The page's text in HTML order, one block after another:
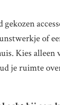
gekozen
of
Kies alleen
je ruimte